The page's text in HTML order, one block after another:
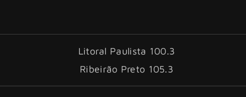
Litoral Paulista 100.3
Ribeirão Preto 105.3